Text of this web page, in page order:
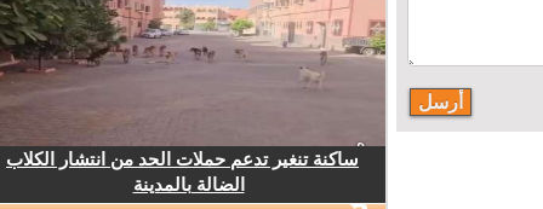
ساكنة تنغير تدعم حملات الحد من انتشار الكلاب
الضالة بالمدينة